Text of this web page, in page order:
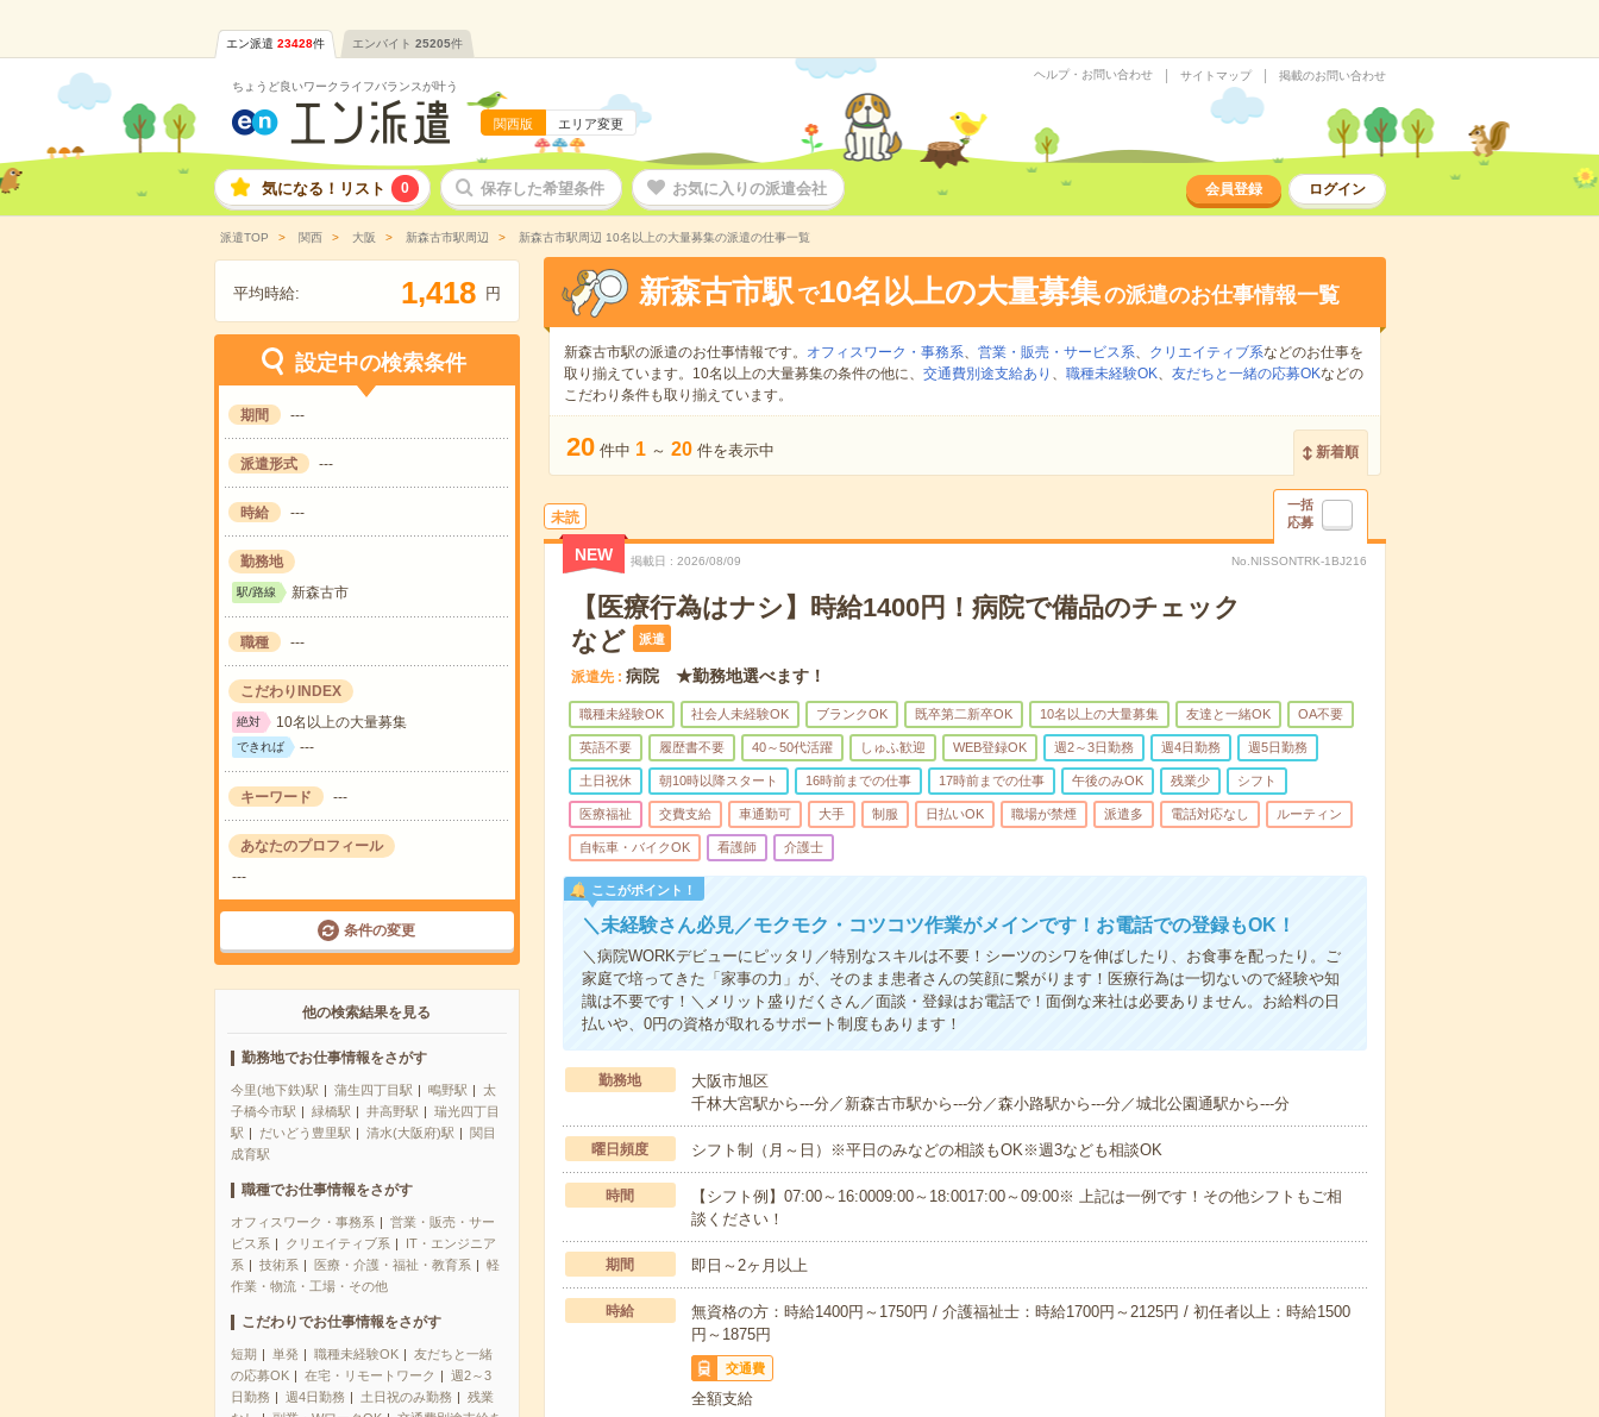
エン派遣 23428件 エンバイト 25205件
ちょうど良いワークライフバランスが叶う
関西版 エリア変更
ヘルプ・お問い合わせ サイトマップ 掲載のお問い合わせ
気になる！リスト 0 保存した希望条件 お気に入りの派遣会社 会員登録 ログイン
派遣TOP 関西 大阪 新森古市駅周辺 新森古市駅周辺 10名以上の大量募集の派遣の仕事一覧
平均時給: 1,418 円
設定中の検索条件
期間 ---
派遣形式 ---
時給 ---
勤務地
駅/路線 新森古市
職種 ---
こだわりINDEX
絶対 10名以上の大量募集
できれば ---
キーワード ---
あなたのプロフィール
---
条件の変更
他の検索結果を見る
勤務地でお仕事情報をさがす
今里(地下鉄)駅 蒲生四丁目駅 鴫野駅
太
子橋今市駅
緑橋駅 井高野駅
瑞光四丁目
駅
だいどう豊里駅 清水(大阪府)駅
関目
成育駅
職種でお仕事情報をさがす
オフィスワーク・事務系
営業・販売・サー
ビス系
クリエイティブ系
IT・エンジニア
系
技術系 医療・介護・福祉・教育系
軽
作業・物流・工場・その他
こだわりでお仕事情報をさがす
短期 単発 職種未経験OK
友だちと一緒
の応募OK
在宅・リモートワーク
週2～3
日勤務
週4日勤務 土日祝のみ勤務
残業
新森古市駅 で10名以上の大量募集の派遣のお仕事情報一覧
新森古市駅の派遣のお仕事情報です。 オフィスワーク・事務系、 営業・販売・サービス系、 クリエイティブ系などのお仕事を
取り揃えています。10名以上の大量募集の条件の他に、 交通費別途支給あり 、 職種未経験OK、 友だちと一緒の応募OKなどの
こだわり条件も取り揃えています。
20 件中 1 ～ 20 件を表示中 新着順
未読
一括
応募
NEW 掲載日 2026/08/09 No.NISSONTRK-1BJ216
【医療行為はナシ】時給1400円！病院で備品のチェック
など
派遣
派遣先 病院 ★勤務地選べます！
職種未経験OK 社会人未経験OK ブランクOK 既卒第二新卒OK 10名以上の大量募集 友達と一緒OK OA不要
英語不要 履歴書不要 40～50代活躍 しゅふ歓迎 WEB登録OK 週2～3日勤務 週4日勤務 週5日勤務
土日祝休 朝10時以降スタート 16時前までの仕事 17時前までの仕事 午後のみOK 残業少 シフト
医療福祉 交費支給 車通勤可 大手 制服 日払いOK 職場が禁煙 派遣多 電話対応なし ルーティン
自転車・バイクOK 看護師 介護士
ここがポイント！
＼未経験さん必見／モクモク・コツコツ作業がメインです！お電話での登録もOK！
＼病院WORKデビューにピッタリ／特別なスキルは不要！シーツのシワを伸ばしたり、お食事を配ったり。ご
家庭で培ってきた「家事の力」が、そのまま患者さんの笑顔に繋がります！医療行為は一切ないので経験や知
識は不要です！＼メリット盛りだくさん／面談・登録はお電話で！面倒な来社は必要ありません。お給料の日
払いや、0円の資格が取れるサポート制度もあります！
勤務地
大阪市旭区
千林大宮駅から---分／新森古市駅から---分／森小路駅から---分／城北公園通駅から---分
曜日頻度 シフト制（月～日）※平日のみなどの相談もOK※週3なども相談OK
時間
【シフト例】07:00～16:0009:00～18:0017:00～09:00※ 上記は一例です！その他シフトもご相
談ください！
期間 即日～2ヶ月以上
時給
無資格の方：時給1400円～1750円 / 介護福祉士：時給1700円～2125円 / 初任者以上：時給1500
円～1875円
交通費
全額支給